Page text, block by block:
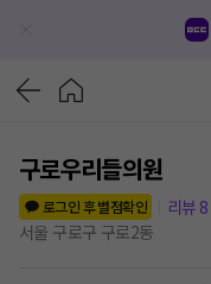
구로우리들의원
로그인 후 별점확인
리뷰 8
서울 구로구 구로2동